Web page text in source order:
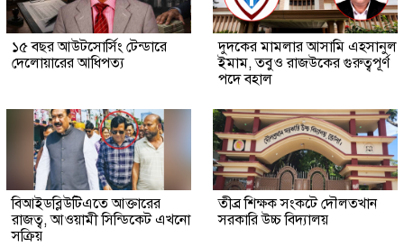
১৫ বছর আউটসোর্সিং টেন্ডারে
দেলোয়ারের আধিপত্য
দুদকের মামলার আসামি এহসানুল
ইমাম, তবুও রাজউকের গুরুত্বপূর্ণ
পদে বহাল
বিআইডব্লিউটিএতে আক্তারের
রাজত্ব, আওয়ামী সিন্ডিকেট এখনো
সক্রিয়
তীব্র শিক্ষক সংকটে দৌলতখান
সরকারি উচ্চ বিদ্যালয়